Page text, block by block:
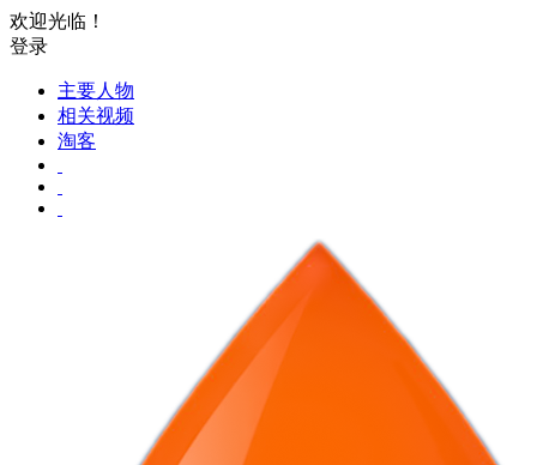
欢迎光临！
登录
主要人物
相关视频
淘客